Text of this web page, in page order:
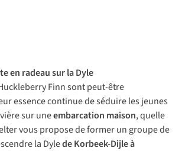
en radeausur la Dyle
Finn sont peut-être
essence continue de séduire les jeunes
sur uneembarcation maison, quelle
vous propose de former un groupe de
la Dylede Korbeek-Dijle à